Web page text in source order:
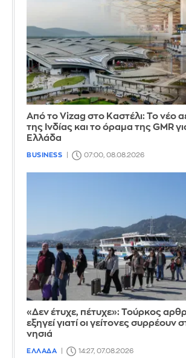
Από το Vizag στο Καστέλι: Το νέο
της Ινδίας και το όραμα της GMR
Ελλάδα
BUSINESS 07:00, 08.08.2026
«Δεν έτυχε, πέτυχε»: Τούρκος
εξηγεί γιατί οι γείτονες συρρέουν
νησιά
ΕΛΛΑΔΑ 14:27, 07.08.2026